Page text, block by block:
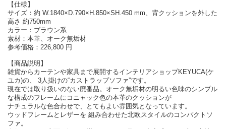
【仕様】
サイズ：約 W.1840×D.790×H.850×SH.450 mm、背クッションを外した
高さ 約750mm
カラー：ブラウン系
素材：本革、オーク無垢材
参考価格：226,800 円
【商品説明】
雑貨からカーテンや家具まで展開するインテリアショップKEYUCA(ケ
ユカ)の、 3人掛けの“カストラップソファ”です。
現在では取り扱いのない廃番品。オーク無垢材の明るい色味のシンプル
な構成のフレームにコニャック色の本革のクッションが
ナチュラルな色合わせで、とてもよい雰囲気となっています。
ウッドフレームとレザーを 組み合わせた北欧スタイルのコンパクトソ
ファ。